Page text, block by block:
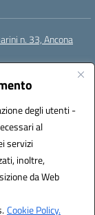
degli utenti -
al
servizi
inoltre,
da Web
Cookie Policy.
n. 33, Ancona
S.r.l.